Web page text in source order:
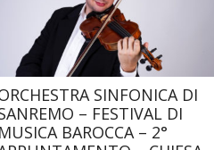
SINFONICA DI
– FESTIVAL DI
MUSICA BAROCCA – 2°